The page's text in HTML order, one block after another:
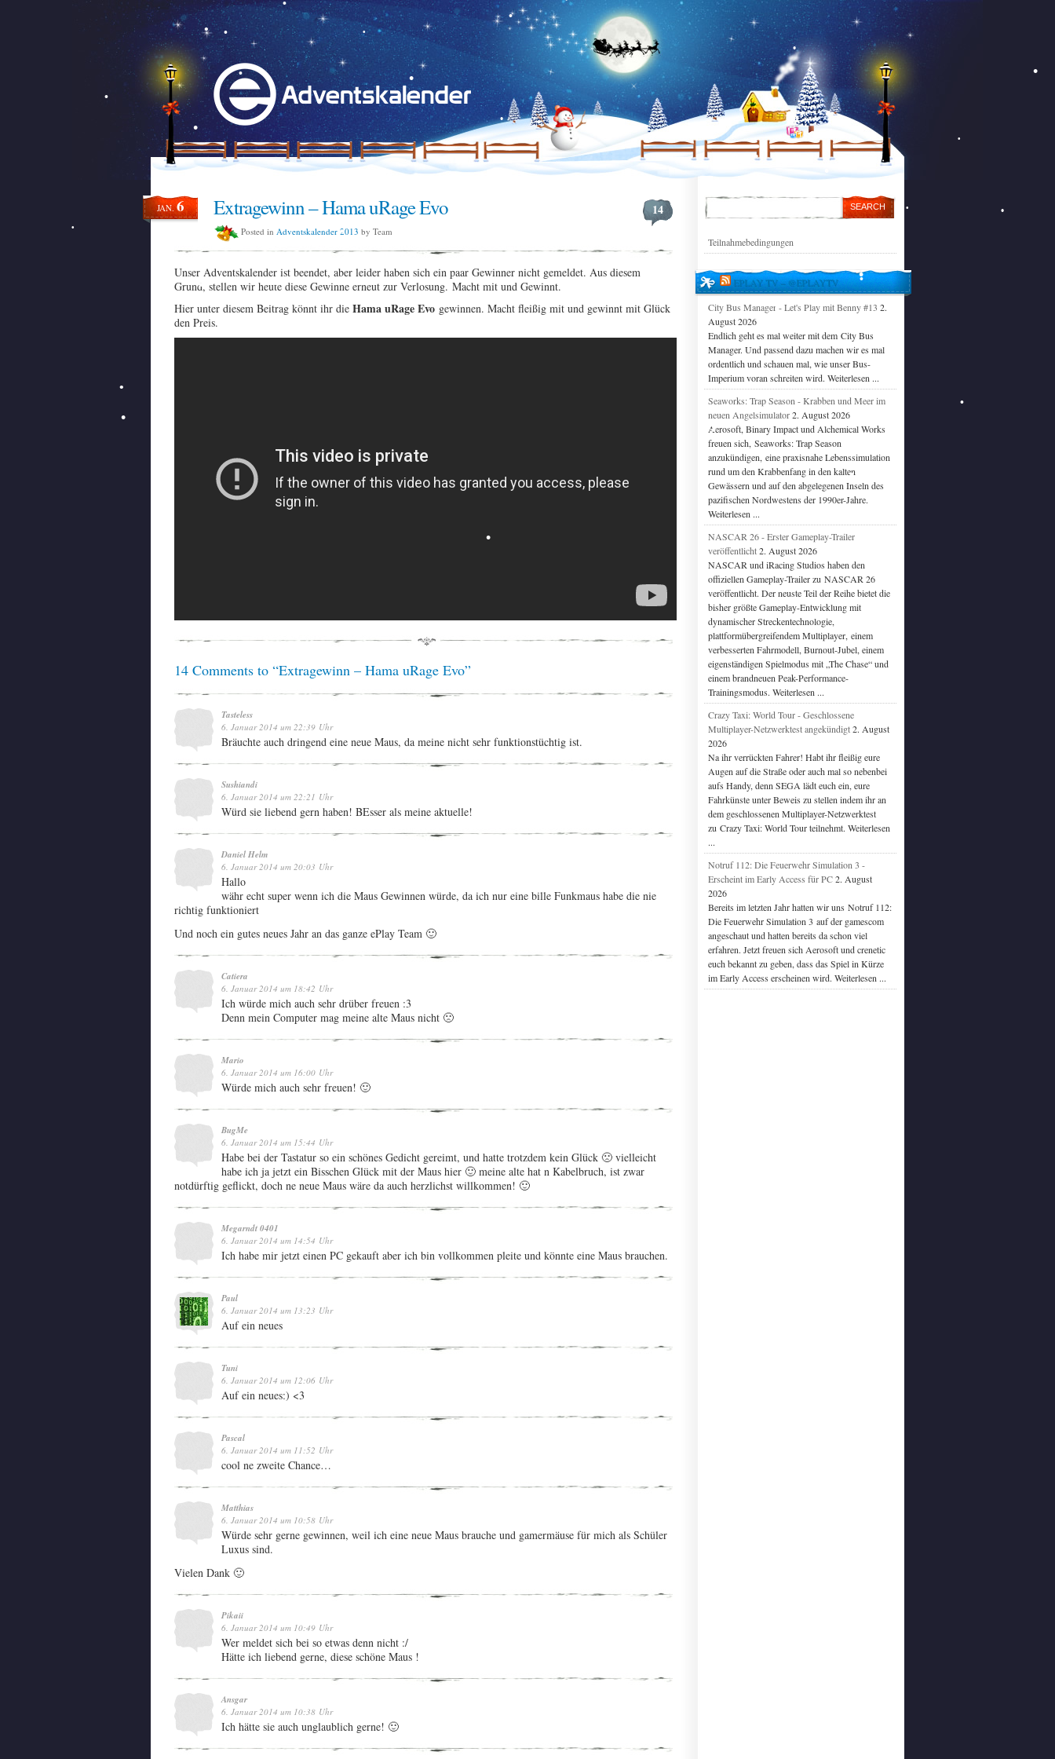
JAN.6 14
Extragewinn – Hama uRage Evo
Posted in Adventskalender 2013 by Team
Unser Adventskalender ist beendet, aber leider haben sich ein paar Gewinner nicht gemeldet. Aus diesem
Grund, stellen wir heute diese Gewinne erneut zur Verlosung. Macht mit und Gewinnt.
Hier unter diesem Beitrag könnt ihr die Hama uRage Evo gewinnen. Macht fleißig mit und gewinnt mit Glück
den Preis.
14 Comments to “Extragewinn – Hama uRage Evo”
Tasteless
6. Januar 2014 um 22:39 Uhr
Bräuchte auch dringend eine neue Maus, da meine nicht sehr funktionstüchtig ist.
Sushiandi
6. Januar 2014 um 22:21 Uhr
Würd sie liebend gern haben! BEsser als meine aktuelle!
Daniel Helm
6. Januar 2014 um 20:03 Uhr
Hallo
währ echt super wenn ich die Maus Gewinnen würde, da ich nur eine bille Funkmaus habe die nie
richtig funktioniert
Und noch ein gutes neues Jahr an das ganze ePlay Team 🙂
Catiera
6. Januar 2014 um 18:42 Uhr
Ich würde mich auch sehr drüber freuen :3
Denn mein Computer mag meine alte Maus nicht 🙁
Mario
6. Januar 2014 um 16:00 Uhr
Würde mich auch sehr freuen! 🙂
BugMe
6. Januar 2014 um 15:44 Uhr
Habe bei der Tastatur so ein schönes Gedicht gereimt, und hatte trotzdem kein Glück 🙁 vielleicht
habe ich ja jetzt ein Bisschen Glück mit der Maus hier 🙂 meine alte hat n Kabelbruch, ist zwar
notdürftig geflickt, doch ne neue Maus wäre da auch herzlichst willkommen! 🙂
Megarndt 0401
6. Januar 2014 um 14:54 Uhr
Ich habe mir jetzt einen PC gekauft aber ich bin vollkommen pleite und könnte eine Maus brauchen.
Paul
6. Januar 2014 um 13:23 Uhr
Auf ein neues
Tuni
6. Januar 2014 um 12:06 Uhr
Auf ein neues:) <3
Pascal
6. Januar 2014 um 11:52 Uhr
cool ne zweite Chance…
Matthias
6. Januar 2014 um 10:58 Uhr
Würde sehr gerne gewinnen, weil ich eine neue Maus brauche und gamermäuse für mich als Schüler
Luxus sind.
Vielen Dank 🙂
Pikaii
6. Januar 2014 um 10:49 Uhr
Wer meldet sich bei so etwas denn nicht :/
Hätte ich liebend gerne, diese schöne Maus !
Ansgar
6. Januar 2014 um 10:38 Uhr
Ich hätte sie auch unglaublich gerne! 🙂
Teilnahmebedingungen
EPLAY TV – @EPLAYTV
City Bus Manager - Let's Play mit Benny #13 2.
August 2026
Endlich geht es mal weiter mit dem City Bus
Manager. Und passend dazu machen wir es mal
ordentlich und schauen mal, wie unser Bus-
Imperium voran schreiten wird. Weiterlesen ...
Seaworks: Trap Season - Krabben und Meer im
neuen Angelsimulator2. August 2026
Aerosoft, Binary Impact und Alchemical Works
freuen sich, Seaworks: Trap Season
anzukündigen, eine praxisnahe Lebenssimulation
rund um den Krabbenfang in den kalten
Gewässern und auf den abgelegenen Inseln des
pazifischen Nordwestens der 1990er-Jahre.
Weiterlesen ...
NASCAR 26 - Erster Gameplay-Trailer
veröffentlicht2. August 2026
NASCAR und iRacing Studios haben den
offiziellen Gameplay-Trailer zu NASCAR 26
veröffentlicht. Der neuste Teil der Reihe bietet die
bisher größte Gameplay-Entwicklung mit
dynamischer Streckentechnologie,
plattformübergreifendem Multiplayer, einem
verbesserten Fahrmodell, Burnout-Jubel, einem
eigenständigen Spielmodus mit „The Chase“ und
einem brandneuen Peak-Performance-
Trainingsmodus. Weiterlesen ...
Crazy Taxi: World Tour - Geschlossene
Multiplayer-Netzwerktest angekündigt2. August
2026
Na ihr verrückten Fahrer! Habt ihr fleißig eure
Augen auf die Straße oder auch mal so nebenbei
aufs Handy, denn SEGA lädt euch ein, eure
Fahrkünste unter Beweis zu stellen indem ihr an
dem geschlossenen Multiplayer-Netzwerktest
zu Crazy Taxi: World Tour teilnehmt. Weiterlesen
...
Notruf 112: Die Feuerwehr Simulation 3 -
Erscheint im Early Access für PC2. August
2026
Bereits im letzten Jahr hatten wir uns Notruf 112:
Die Feuerwehr Simulation 3 auf der gamescom
angeschaut und hatten bereits da schon viel
erfahren. Jetzt freuen sich Aerosoft und crenetic
euch bekannt zu geben, dass das Spiel in Kürze
im Early Access erscheinen wird. Weiterlesen ...